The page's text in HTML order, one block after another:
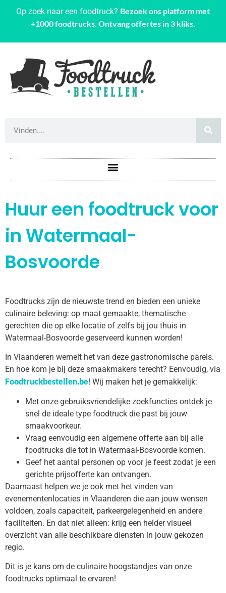
Op zoek naar een foodtruck? Bezoek ons platform met
+1000 foodtrucks. Ontvang offertes in 3 kliks.
Huur een foodtruck voor
in Watermaal-
Bosvoorde
Foodtrucks zijn de nieuwste trend en bieden een unieke
culinaire beleving: op maat gemaakte, thematische
gerechten die op elke locatie of zelfs bij jou thuis in
Watermaal-Bosvoorde geserveerd kunnen worden!
In Vlaanderen wemelt het van deze gastronomische parels.
En hoe kom je bij deze smaakmakers terecht? Eenvoudig, via
Foodtruckbestellen.be! Wij maken het je gemakkelijk:
Met onze gebruiksvriendelijke zoekfuncties ontdek je
snel de ideale type foodtruck die past bij jouw
smaakvoorkeur.
Vraag eenvoudig een algemene offerte aan bij alle
foodtrucks die tot in Watermaal-Bosvoorde komen.
Geef het aantal personen op voor je feest zodat je een
gerichte prijsofferte kan ontvangen.
Daarnaast helpen we je ook met het vinden van
evenementenlocaties in Vlaanderen die aan jouw wensen
voldoen, zoals capaciteit, parkeergelegenheid en andere
faciliteiten. En dat niet alleen: krijg een helder visueel
overzicht van alle beschikbare diensten in jouw gekozen
regio.
Dit is je kans om de culinaire hoogstandjes van onze
foodtrucks optimaal te ervaren!